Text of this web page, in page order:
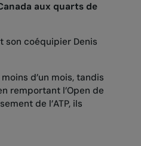
aux quarts de
son coéquipier Denis
d’un mois, tandis
remportant l’Open de
de l’ATP, ils